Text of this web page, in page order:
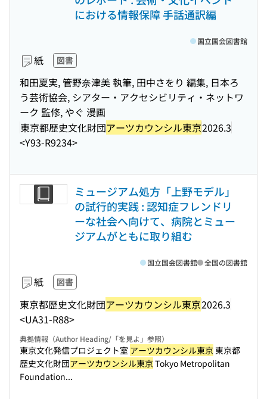
における情報保障 手話通訳編
紙 図書
和田夏実, 管野奈津美 執筆, 田中さをり 編集, 日本ろ
う芸術協会, シアター・アクセシビリティ・ネットワ
ーク 監修, やぐ 漫画
東京都歴史文化財団アーツカウンシル東京2026.3
<Y93-R9234>
国立国会図書館
ミュージアム処方「上野モデル」
の試行的実践 : 認知症フレンドリ
ーな社会へ向けて、病院とミュー
ジアムがともに取り組む
紙 図書
東京都歴史文化財団アーツカウンシル東京2026.3
<UA31-R88>
国立国会図書館 全国の図書館
典拠情報（Author Heading/「を見よ」参照）
東京文化発信プロジェクト室 アーツカウンシル東京 東京都
歴史文化財団アーツカウンシル東京Tokyo Metropolitan
Foundation...